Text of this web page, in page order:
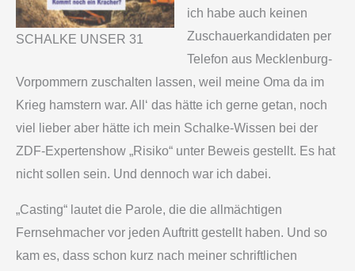
SCHALKE UNSER 31
ich habe auch keinen
Zuschauerkandidaten per
Telefon aus Mecklenburg-
Vorpommern zuschalten lassen, weil meine Oma da im
Krieg hamstern war. All‘ das hätte ich gerne getan, noch
viel lieber aber hätte ich mein Schalke-Wissen bei der
ZDF-Expertenshow „Risiko“ unter Beweis gestellt. Es hat
nicht sollen sein. Und dennoch war ich dabei.
„Casting“ lautet die Parole, die die allmächtigen
Fernsehmacher vor jeden Auftritt gestellt haben. Und so
kam es, dass schon kurz nach meiner schriftlichen